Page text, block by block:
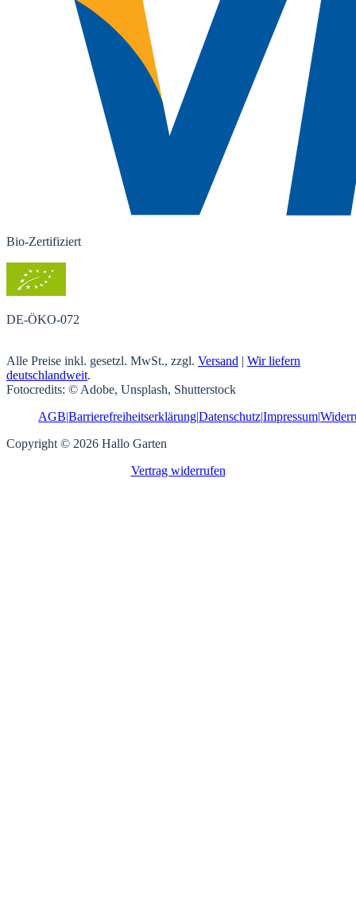
Bio-Zertifiziert
DE-ÖKO-072
Alle Preise inkl. gesetzl. MwSt., zzgl. Versand | Wir liefern
deutschlandweit.
Fotocredits: © Adobe, Unsplash, Shutterstock
AGB|Barrierefreiheitserklärung|Datenschutz|Impressum|
Copyright © 2026 Hallo Garten
Vertrag widerrufen